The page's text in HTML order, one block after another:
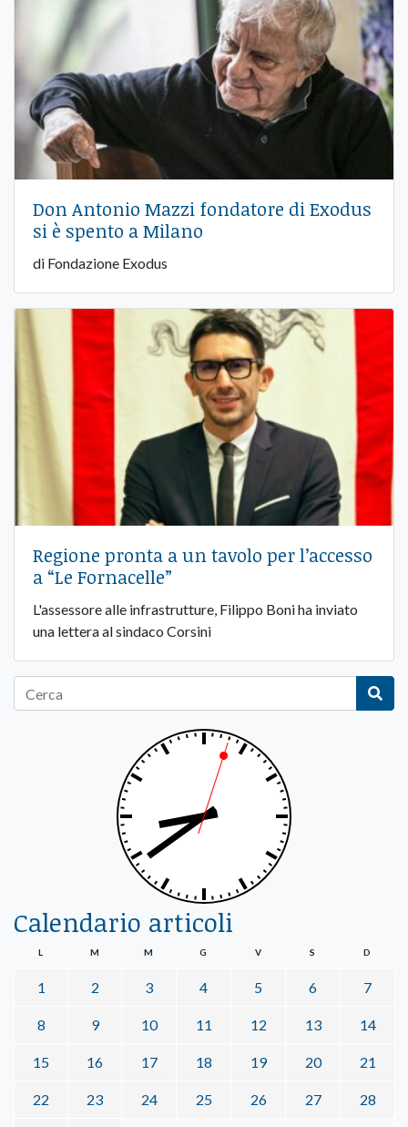
Don Antonio Mazzi fondatore di Exodus
si è spento a Milano
di Fondazione Exodus
Regione pronta a un tavolo per l’accesso
a “Le Fornacelle”
L'assessore alle infrastrutture, Filippo Boni ha inviato
una lettera al sindaco Corsini
Calendario articoli
L M M G V S D
1 2 3 4 5 6 7
8 9 10 11 12 13 14
15 16 17 18 19 20 21
22 23 24 25 26 27 28